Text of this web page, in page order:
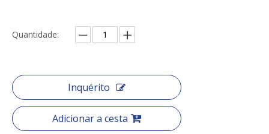
Quantidade:
Inquérito
Adicionar a cesta